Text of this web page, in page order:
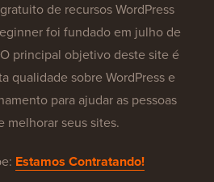
de recursos WordPress
foi fundado em julho de
principal objetivo deste site é
qualidade sobre WordPress e
para ajudar as pessoas
melhorar seus sites.
Estamos Contratando!